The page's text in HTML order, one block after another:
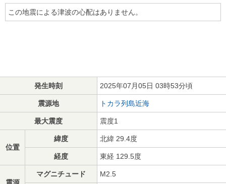
この地震による津波の心配はありません。
発生時刻 2025年07月05日 03時53分頃
震源地 トカラ列島近海
最大震度 震度1
位置
緯度 北緯 29.4度
経度 東経 129.5度
震源
マグニチュード M2.5